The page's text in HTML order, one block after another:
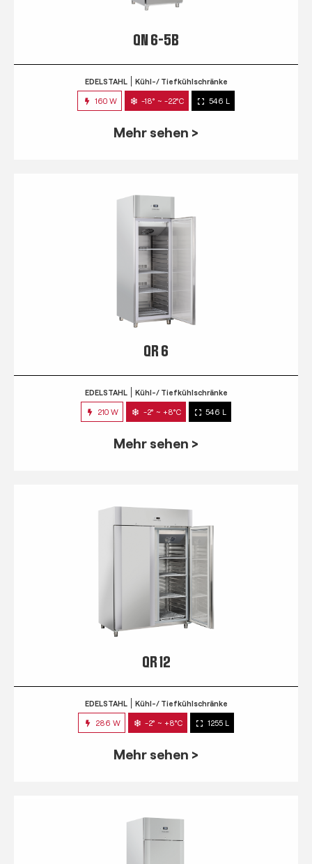
QN 6-5B
EDELSTAHL Kühl-/ Tiefkühlschränke
160 W -18° ~ -22°C 546 L
Mehr sehen >
QR 6
EDELSTAHL Kühl-/ Tiefkühlschränke
210 W -2° ~ +8°C 546 L
Mehr sehen >
QR 12
EDELSTAHL Kühl-/ Tiefkühlschränke
286 W -2° ~ +8°C 1255 L
Mehr sehen >